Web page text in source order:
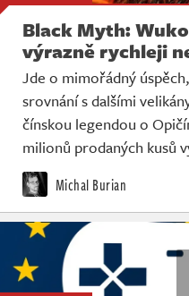
Black Myth:
výrazně rychleji
Jde o mimořádný
srovnání s dalšími
čínskou legendou o
milionů prodaných kusů
Michal Burian